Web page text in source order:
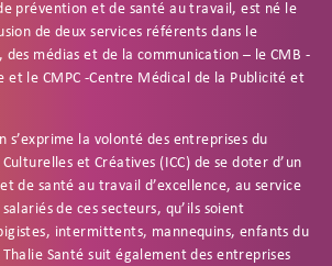
prévention et de santé au travail, est né le
de deux services référents dans le
médias et de la communication – le CMB -
et le CMPC -Centre Médical de la Publicité et
s’exprime la volonté des entreprises du
et Créatives (ICC) de se doter d’un
de santé au travail d’excellence, au service
de ces secteurs, qu’ils soient
intermittents, mannequins, enfants du
Santé suit également des entreprises